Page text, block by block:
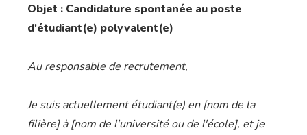
Objet : Candidature spontanée au poste
d'étudiant(e) polyvalent(e)
Au responsable de recrutement,
Je suis actuellement étudiant(e) en [nom de la
filière] à [nom de l'université ou de l'école], et je